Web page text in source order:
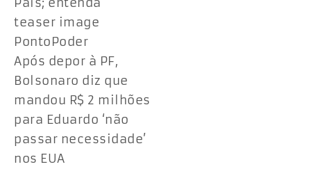
teaser image
PontoPoder
Após depor à PF,
Bolsonaro diz que
mandou R$ 2 milhões
para Eduardo ‘não
passar necessidade’
nos EUA